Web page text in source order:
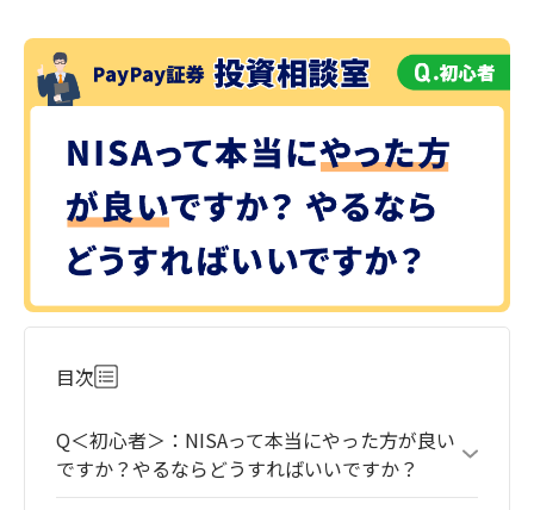
目次
Q＜初心者＞：NISAって本当にやった方が良い
ですか？やるならどうすればいいですか？